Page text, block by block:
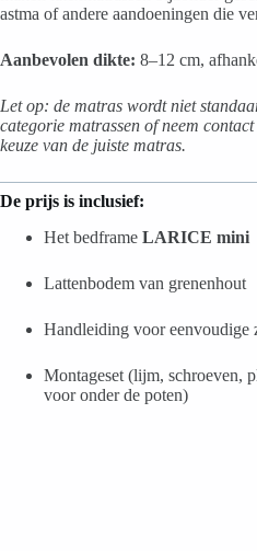
astma of andere aandoeningen die
Aanbevolen dikte: 8–12 cm,
Let op: de matras wordt niet
categorie matrassen of neem
keuze van de juiste matras.
De prijs is inclusief:
Het bedframe LARICE mini
Lattenbodem van grenenhout
Handleiding voor eenvoudige
Montageset (lijm, schroeven,
voor onder de poten)